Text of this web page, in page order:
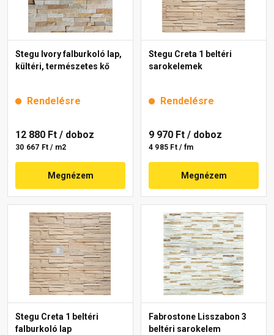
Stegu Ivory falburkoló lap,
kültéri, természetes kő
Rendelésre
12 880 Ft / doboz
30 667 Ft / m2
Megnézem
Stegu Creta 1 beltéri
sarokelemek
Rendelésre
9 970 Ft / doboz
4 985 Ft / fm
Megnézem
Stegu Creta 1 beltéri
falburkoló lap
Fabrostone Lisszabon 3
beltéri sarokelem